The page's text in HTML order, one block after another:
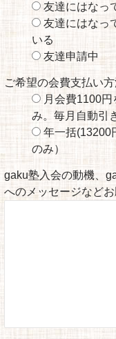
友達にはなっ
友達にはなっ
いる
友達申請中
ご希望の会費支払い
月会費1100
み。毎月自動引
年一括(13200
のみ）
gaku塾入会の動機、
へのメッセージなど